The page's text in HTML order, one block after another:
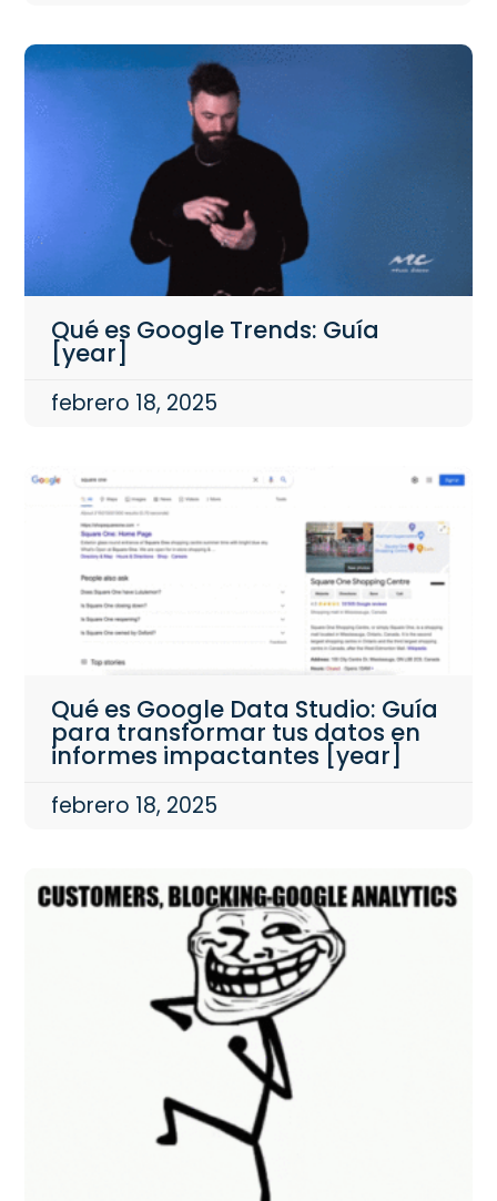
Qué es Google Trends: Guía
[year]
febrero 18, 2025
Qué es Google Data Studio: Guía
para transformar tus datos en
informes impactantes [year]
febrero 18, 2025